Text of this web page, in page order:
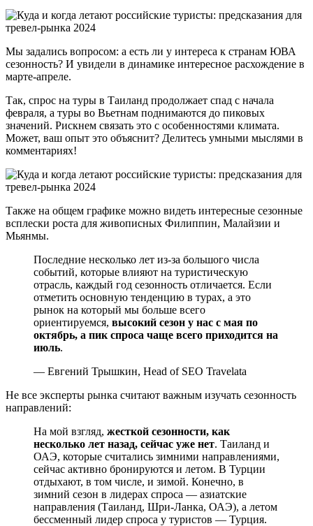
Мы задались вопросом: а есть ли у интереса к странам ЮВА
сезонность? И увидели в динамике интересное расхождение в
марте-апреле.
Так, спрос на туры в Таиланд продолжает спад с начала
февраля, а туры во Вьетнам поднимаются до пиковых
значений. Рискнем связать это с особенностями климата.
Может, ваш опыт это объяснит? Делитесь умными мыслями в
комментариях!
Также на общем графике можно видеть интересные сезонные
всплески роста для живописных Филиппин, Малайзии и
Мьянмы.
Последние несколько лет из-за большого числа
событий, которые влияют на туристическую
отрасль, каждый год сезонность отличается. Если
отметить основную тенденцию в турах, а это
рынок на который мы больше всего
ориентируемся, высокий сезон у нас с мая по
октябрь, а пик спроса чаще всего приходится на
июль.
— Евгений Трышкин, Head of SEO Travelata
Не все эксперты рынка считают важным изучать сезонность
направлений:
На мой взгляд, жесткой сезонности, как
несколько лет назад, сейчас уже нет. Таиланд и
ОАЭ, которые считались зимними направлениями,
сейчас активно бронируются и летом. В Турции
отдыхают, в том числе, и зимой. Конечно, в
зимний сезон в лидерах спроса — азиатские
направления (Таиланд, Шри-Ланка, ОАЭ), а летом
бессменный лидер спроса у туристов — Турция.